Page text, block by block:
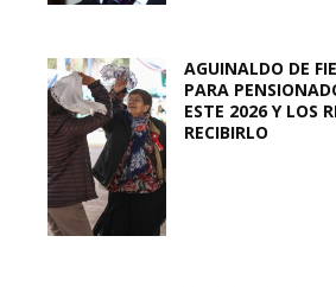
AGUINALDO DE
PARA
ESTE 2026 Y LOS
RECIBIRLO